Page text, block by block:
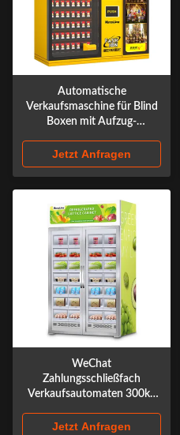
Automatische
Verkaufsmaschine für Blind
Boxen mit Aufzug-
Display-Schrank und
intelligenter Management-
Jetzt Anfragen
WeChat
Zahlungsschließfach
Verkaufsautomaten 300kg
Höhe
Jetzt Anfragen